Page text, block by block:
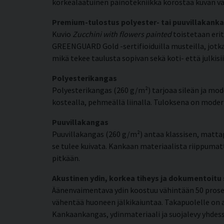
Premium-tulostus polyester- tai
Kuvio Zucchini with flowers paintedtoistetaan
GREENGUARD Gold -sertifioiduilla musteilla,
mikä tekee taulusta sopivan sekä koti- että
Polyesterikangas
Polyesterikangas (260 g/m²) tarjoaa sileän ja
kostealla, pehmeällä liinalla. Tuloksena on
Puuvillakangas
Puuvillakangas (260 g/m²) antaa klassisen,
se tulee kuivata. Kankaan materiaalista
pitkään.
Akustinen ydin, korkea tiheys ja
Äänenvaimentava ydin koostuu vähintään 50
vähentää huoneen jälkikaiuntaa. Takapuolelle on
Kankaankangas, ydinmateriaali ja suojalevy